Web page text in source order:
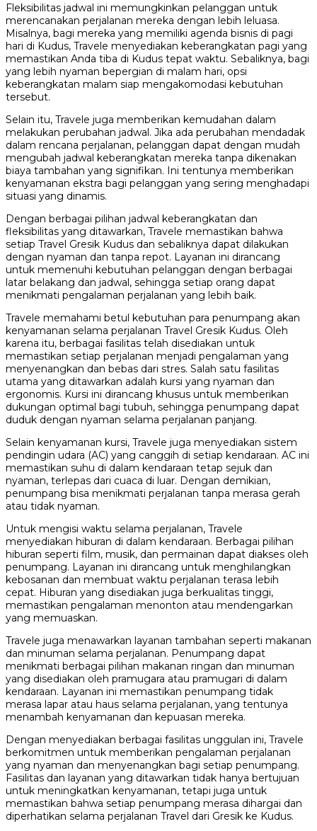
Fleksibilitas jadwal ini memungkinkan pelanggan untuk
merencanakan perjalanan mereka dengan lebih leluasa.
Misalnya, bagi mereka yang memiliki agenda bisnis di pagi
hari di Kudus, Travele menyediakan keberangkatan pagi yang
memastikan Anda tiba di Kudus tepat waktu. Sebaliknya, bagi
yang lebih nyaman bepergian di malam hari, opsi
keberangkatan malam siap mengakomodasi kebutuhan
tersebut.
Selain itu, Travele juga memberikan kemudahan dalam
melakukan perubahan jadwal. Jika ada perubahan mendadak
dalam rencana perjalanan, pelanggan dapat dengan mudah
mengubah jadwal keberangkatan mereka tanpa dikenakan
biaya tambahan yang signifikan. Ini tentunya memberikan
kenyamanan ekstra bagi pelanggan yang sering menghadapi
situasi yang dinamis.
Dengan berbagai pilihan jadwal keberangkatan dan
fleksibilitas yang ditawarkan, Travele memastikan bahwa
setiap Travel Gresik Kudus dan sebaliknya dapat dilakukan
dengan nyaman dan tanpa repot. Layanan ini dirancang
untuk memenuhi kebutuhan pelanggan dengan berbagai
latar belakang dan jadwal, sehingga setiap orang dapat
menikmati pengalaman perjalanan yang lebih baik.
Travele memahami betul kebutuhan para penumpang akan
kenyamanan selama perjalanan Travel Gresik Kudus. Oleh
karena itu, berbagai fasilitas telah disediakan untuk
memastikan setiap perjalanan menjadi pengalaman yang
menyenangkan dan bebas dari stres. Salah satu fasilitas
utama yang ditawarkan adalah kursi yang nyaman dan
ergonomis. Kursi ini dirancang khusus untuk memberikan
dukungan optimal bagi tubuh, sehingga penumpang dapat
duduk dengan nyaman selama perjalanan panjang.
Selain kenyamanan kursi, Travele juga menyediakan sistem
pendingin udara (AC) yang canggih di setiap kendaraan. AC ini
memastikan suhu di dalam kendaraan tetap sejuk dan
nyaman, terlepas dari cuaca di luar. Dengan demikian,
penumpang bisa menikmati perjalanan tanpa merasa gerah
atau tidak nyaman.
Untuk mengisi waktu selama perjalanan, Travele
menyediakan hiburan di dalam kendaraan. Berbagai pilihan
hiburan seperti film, musik, dan permainan dapat diakses oleh
penumpang. Layanan ini dirancang untuk menghilangkan
kebosanan dan membuat waktu perjalanan terasa lebih
cepat. Hiburan yang disediakan juga berkualitas tinggi,
memastikan pengalaman menonton atau mendengarkan
yang memuaskan.
Travele juga menawarkan layanan tambahan seperti makanan
dan minuman selama perjalanan. Penumpang dapat
menikmati berbagai pilihan makanan ringan dan minuman
yang disediakan oleh pramugara atau pramugari di dalam
kendaraan. Layanan ini memastikan penumpang tidak
merasa lapar atau haus selama perjalanan, yang tentunya
menambah kenyamanan dan kepuasan mereka.
Dengan menyediakan berbagai fasilitas unggulan ini, Travele
berkomitmen untuk memberikan pengalaman perjalanan
yang nyaman dan menyenangkan bagi setiap penumpang.
Fasilitas dan layanan yang ditawarkan tidak hanya bertujuan
untuk meningkatkan kenyamanan, tetapi juga untuk
memastikan bahwa setiap penumpang merasa dihargai dan
diperhatikan selama perjalanan Travel dari Gresik ke Kudus.